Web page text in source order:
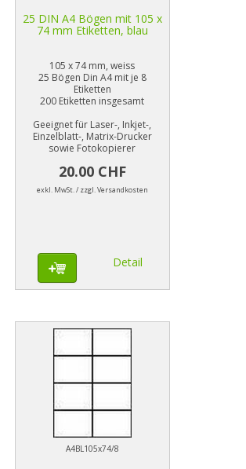
25 DIN A4 Bögen mit 105 x
74 mm Etiketten, blau
105 x 74 mm, weiss
25 Bögen Din A4 mit je 8
Etiketten
200 Etiketten insgesamt
Geeignet für Laser-, Inkjet-,
Einzelblatt-, Matrix-Drucker
sowie Fotokopierer
20.00 CHF
exkl. MwSt. / zzgl. Versandkosten
Detail
A4BL105x74/8